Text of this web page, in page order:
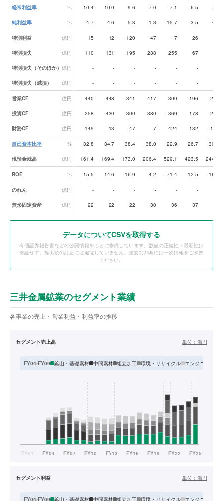
経常利益率 % 10.4 10.0 9.6 7.0 -7.1 6.5 7.6
純利益率 % 4.7 4.6 5.3 1.3 -15.7 3.5 4.7
特別利益 億円 15 12 120 47 7 26
特別損失 億円 110 131 195 238 255 67
特別損失（そのほか） 億円 - - - - - -
特別損失（減損） 億円 - - - - - -
営業CF 億円 440 448 341 417 300 196 225
投資CF 億円 -258 -430 -300 -380 -369 -178 -263
財務CF 億円 -149 -13 -47 -7 424 -132 -136
自己資本比率 % 32.8 34.7 38.4 38.0 22.9 26.7 30.6
現預金残高 億円 161.4 169.4 173.0 206.4 529.1 423.5 244.4
ROE % 15.5 14.6 16.9 4.2 -71.4 12.5 16.8
のれん 億円 - - - - - -
無形固定資産 億円 22 22 22 30 36 37
データについてCSVを取得する
有価証券報告書などの公開情報をもとに作成しています。数値の正確性・最新性は
保証せず、提出後の訂正には追従していません。重要な判断には一次情報をご参照
ください。
三井金属鉱業のセグメント業績
各事業の売上・営業利益・利益率の推移
セグメント売上高 単位： 億円
FY04-FY09 鉱山・基礎素材 中間素材 組立加工 環境・リサイクル エンジニアリン
セグメント利益 単位： 億円
FY04-FY09 鉱山・基礎素材 中間素材 組立加工 環境・リサイクル エンジニアリン